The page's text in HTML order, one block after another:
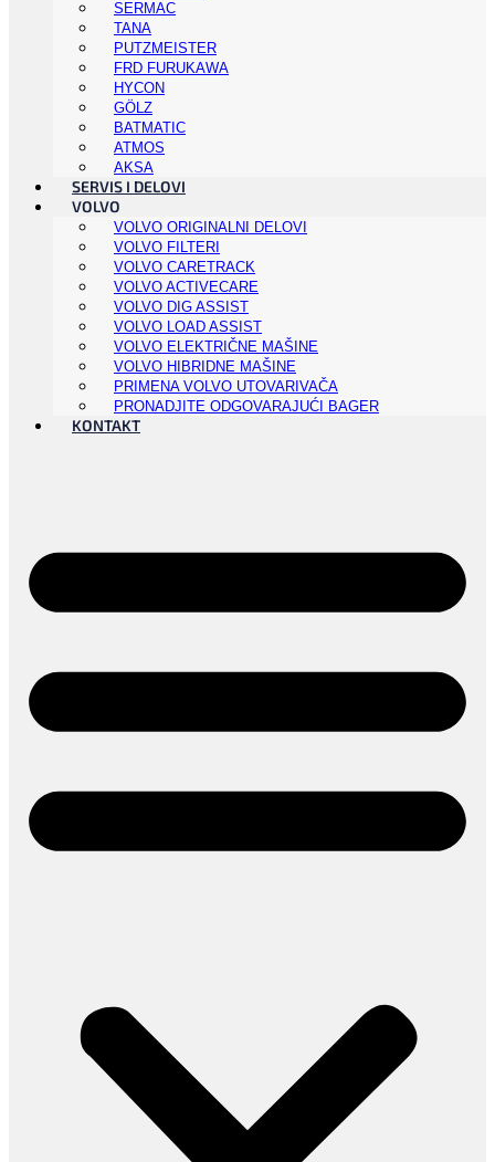
SERMAC
TANA
PUTZMEISTER
FRD FURUKAWA
HYCON
GÖLZ
BATMATIC
ATMOS
AKSA
SERVIS I DELOVI
VOLVO
VOLVO ORIGINALNI DELOVI
VOLVO FILTERI
VOLVO CARETRACK
VOLVO ACTIVECARE
VOLVO DIG ASSIST
VOLVO LOAD ASSIST
VOLVO ELEKTRIČNE MAŠINE
VOLVO HIBRIDNE MAŠINE
PRIMENA VOLVO UTOVARIVAČA
PRONADJITE ODGOVARAJUĆI BAGER
KONTAKT